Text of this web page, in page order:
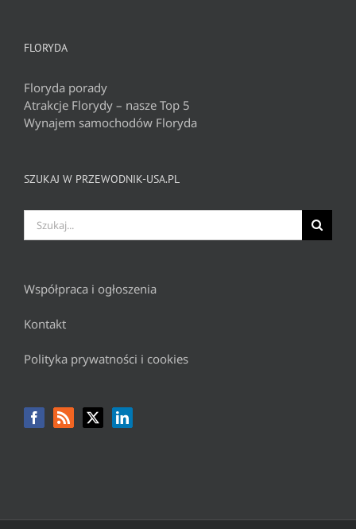
FLORYDA
Floryda porady
Atrakcje Florydy – nasze Top 5
Wynajem samochodów Floryda
SZUKAJ W PRZEWODNIK-USA.PL
Szukaj
Współpraca i ogłoszenia
Kontakt
Polityka prywatności i cookies